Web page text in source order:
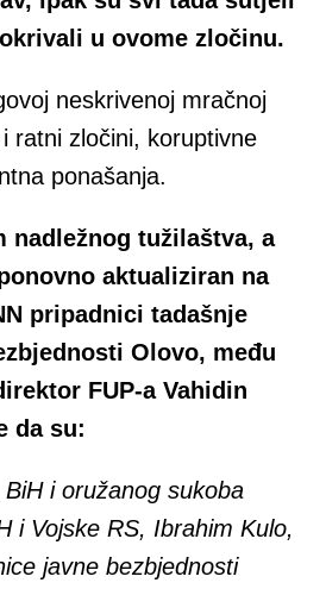
u ovome zločinu.
neskrivenoj mračnoj
ratni zločini, koruptivne
ponašanja.
nadležnog tužilaštva, a
aktualiziran na
pripadnici tadašnje
Olovo, među
FUP-a Vahidin
da su:
i oružanog sukoba
i Vojske RS, Ibrahim Kulo,
javne bezbjednosti